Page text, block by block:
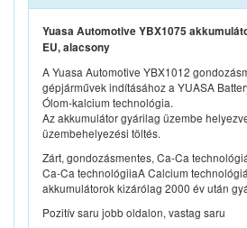
Yuasa Automotive YBX1075
EU, alacsony
A Yuasa Automotive YBX1012
gépjárművek indításához a YUASA
Ólom-kalcium technológia.
Az akkumulátor gyárilag üzembe
üzembehelyezési töltés.
Zárt, gondozásmentes, Ca-Ca
Ca-Ca technológiiaA Calcium
akkumulátorok kizárólag 2000 év után
Pozitív saru jobb oldalon, vastag saru